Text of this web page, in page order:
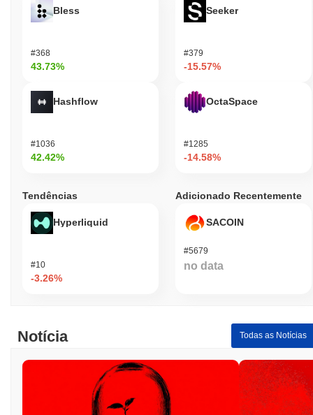
Bless
#368
43.73%
Hashflow
#1036
42.42%
Seeker
#379
-15.57%
OctaSpace
#1285
-14.58%
Tendências
Hyperliquid
#10
-3.26%
Adicionado Recentemente
SACOIN
#5679
no data
Notícia Todas as Notícias